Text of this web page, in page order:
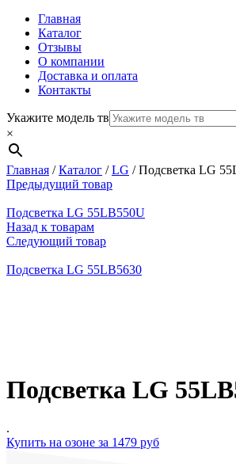
Главная
Каталог
Отзывы
О компании
Доставка и оплата
Контакты
Укажите модель тв
×
Главная /Каталог /LG /Подсветка LG
Предыдущий товар
Подсветка LG 55LB550U
Назад к товарам
Следующий товар
Подсветка LG 55LB5630
Подсветка LG
.
Купить на озоне за 1479 руб